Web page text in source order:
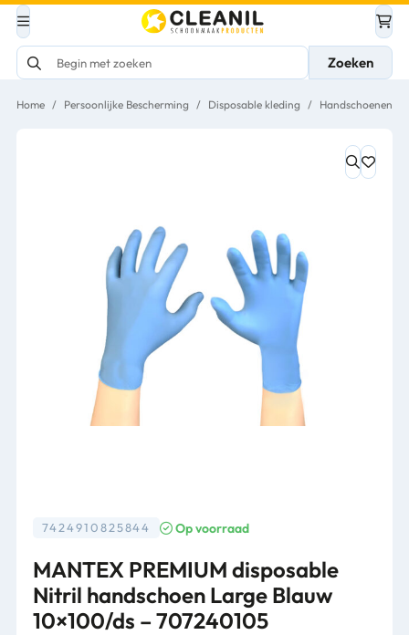
Zoeken
Home / Persoonlijke Bescherming / Disposable kleding / Handschoenen
7424910825844 Op voorraad
MANTEX PREMIUM disposable
Nitril handschoen Large Blauw
10×100/ds – 707240105